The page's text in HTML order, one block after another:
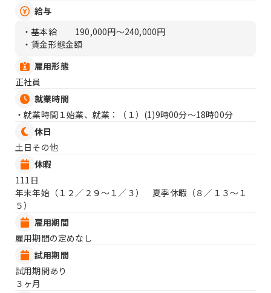
給与
・基本給
190,000円〜240,000円
・賃金形態金額
雇用形態
正社員
就業時間
・就業時間１始業、就業：（１） (1)9時00分〜18時00分
休日
土日その他
休暇
111日
年末年始（１２／２９〜１／３） 夏季休暇（８／１３〜１
５）
雇用期間
雇用期間の定めなし
試用期間
試用期間あり
３ヶ月